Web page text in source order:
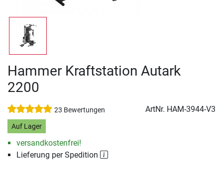
Hammer Kraftstation Autark
2200
23 Bewertungen ArtNr. HAM-3944-V3
Auf Lager
versandkostenfrei!
Lieferung per Spedition